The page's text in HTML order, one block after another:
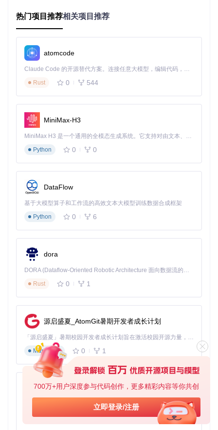
700万+用户深度参与代码创作，更多精彩内容等你共创
立即登录/注册
效率。
技术实现：基于关键词匹配和自然语言处理技术，实现消息的
智能识别与分类。
操作示例 ：设置"求助"关键词后，用户发送相关消息会自动标
3.1 环境预检
在开始部署前，请确保你的系统满足以下要求：
Python 3.5及以上版本
MySQL数据库服务
Redis缓存服务
稳定的网络环境
注意事项：建议使用专用服务器或云主机部署，避免与个人
步骤一：获取项目源码
cd
步骤二：创建并激活虚拟环境
source
步骤三：安装依赖包
export FLASK_APP=manager.py
热门项目推荐相关项目推荐
atomcode
Claude Code 的开源替代方案。连接任意大模型，编辑代码，运行命令，自动验证 — 全自动执行。用 Rust 构建，极致性能。 ｜ An open-source alternative to Claude Code. Connect any LLM, edit code, run commands, and verify changes — autonomously. Built in Rust for speed. Get Started
Rust
0 544
MiniMax-H3
MiniMax H3 是一个通用的全模态生成系统。它支持对由文本、图像、视频和音频组成的多模态上下文进行统一理解，并能生成分辨率高达 2K、时长可达 15 秒的带原生立体声音频的视频。得益于面向任务泛化的系统设计，H3 在预训练阶段就已具备广泛的多模态上下文理解与生成能力，能够出色地执行复杂的多模态指令。
Python
0 0
DataFlow
基于大模型算子和工作流的高效文本大模型训练数据合成框架
Python
0 6
dora
DORA (Dataflow-Oriented Robotic Architecture 面向数据流的机器人架构) 是为 AI 与具身智能机器人打造的高性能开发框架，以数据流范式重构开发逻辑，原生支持分布式部署与端边云协同 —— 无需复杂适配，即可实现一体端到端具身大小脑、VLA等模型部署，无缝衔接感知、推理、控制全链路，让 AI 能力与机器人动作深度融合。 依托 Rust 内核与零拷贝通信技术，它将具身大小脑、VLA等模型推理、多模态数据融合延迟压缩至微秒级，同时兼容 ROS2 生态与国产 AI 芯片，彻底降低具身智能机器人的开发门槛，让分布式部署下的 AI 赋能创新更高效、更灵活。
Rust
0 1
源启盛夏_AtomGit暑期开发者成长计划
「源启盛夏」暑期校园开发者成长计划旨在激活校园开源力量，通过积分激励、认证扶持、资源倾斜等形式，引导高校组织和开发者完成「入驻 — 建项目 — 做贡献 — 获认证 — 得资源」的完整闭环。无论你是想带领社团入驻平台的组织者，还是希望用代码贡献证明自己的开发者，都能在这里找到属于你的成长路径。
Markdown
0 1
py-xiaozhi
基于Python的Xiaozhi AI，适用于想要完整Xiaozhi体验而无需拥有专用硬件的用户。
Python
0 1